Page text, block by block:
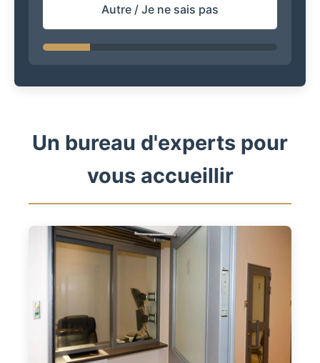
Autre / Je ne sais pas
Un bureau d'experts pour
vous accueillir